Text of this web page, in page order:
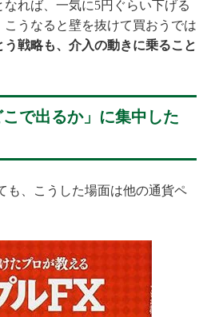
れば、一気に5円ぐらい下げる
うなると壁を抜けて買おうでは
戦略も、介入の動きに乗ること
こで出るか」に集中した
、こうした場面は他の通貨ペ